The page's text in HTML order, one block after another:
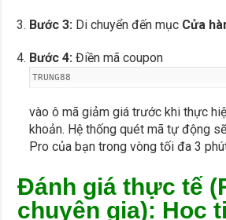
Bước 3: Di chuyển đến mục Cửa
Bước 4: Điền mã coupon
TRUNG88
vào ô mã giảm giá trước khi thực
khoản. Hệ thống quét mã tự động
Pro của bạn trong vòng tối đa 3
Đánh giá thực tế
chuyên gia): Học